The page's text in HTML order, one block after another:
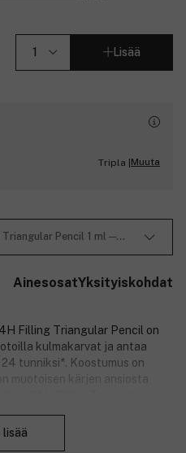
Lisää
Tripla |Muuta
Pencil 1 ml ─ 6.0 Dark
AinesosatYksityiskohdat
Filling Triangular Pencil on
kulmakarvat ja antaa
tunniksi*. Koostumus on
muotoisen kärjen ansiosta
pehmeä koostumus, joka ei
lisää